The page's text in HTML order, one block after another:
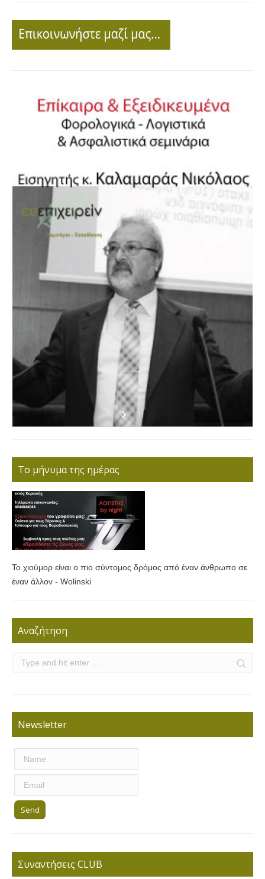
Το μήνυμα της ημέρας
Το χιούμορ είναι ο πιο σύντομος δρόμος από έναν άνθρωπο σε
έναν άλλον - Wolinski
Αναζήτηση
Newsletter
Συναντήσεις CLUB